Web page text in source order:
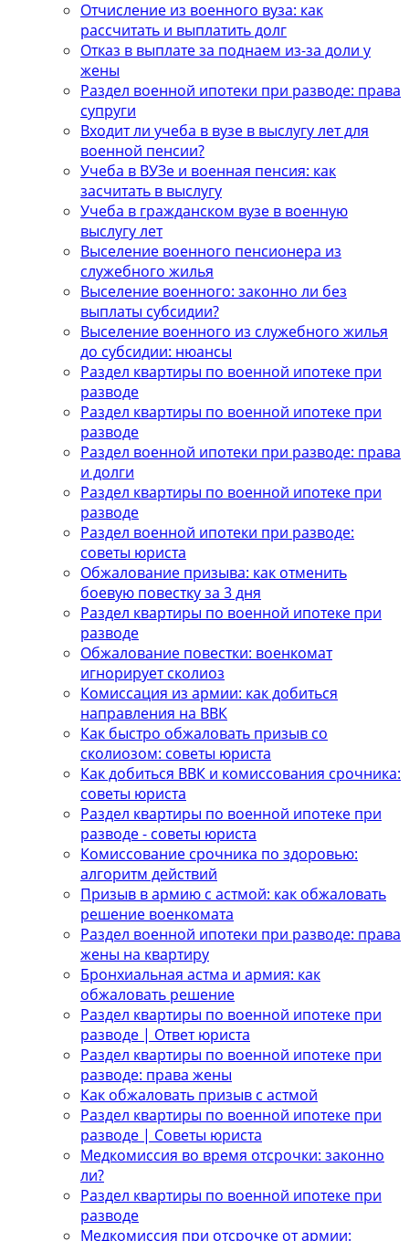
Отчисление из военного вуза: как
рассчитать и выплатить долг
Отказ в выплате за поднаем из-за доли у
жены
Раздел военной ипотеки при разводе: права
супруги
Входит ли учеба в вузе в выслугу лет для
военной пенсии?
Учеба в ВУЗе и военная пенсия: как
засчитать в выслугу
Учеба в гражданском вузе в военную
выслугу лет
Выселение военного пенсионера из
служебного жилья
Выселение военного: законно ли без
выплаты субсидии?
Выселение военного из служебного жилья
до субсидии: нюансы
Раздел квартиры по военной ипотеке при
разводе
Раздел квартиры по военной ипотеке при
разводе
Раздел военной ипотеки при разводе: права
и долги
Раздел квартиры по военной ипотеке при
разводе
Раздел военной ипотеки при разводе:
советы юриста
Обжалование призыва: как отменить
боевую повестку за 3 дня
Раздел квартиры по военной ипотеке при
разводе
Обжалование повестки: военкомат
игнорирует сколиоз
Комиссация из армии: как добиться
направления на ВВК
Как быстро обжаловать призыв со
сколиозом: советы юриста
Как добиться ВВК и комиссования срочника:
советы юриста
Раздел квартиры по военной ипотеке при
разводе - советы юриста
Комиссование срочника по здоровью:
алгоритм действий
Призыв в армию с астмой: как обжаловать
решение военкомата
Раздел военной ипотеки при разводе: права
жены на квартиру
Бронхиальная астма и армия: как
обжаловать решение
Раздел квартиры по военной ипотеке при
разводе | Ответ юриста
Раздел квартиры по военной ипотеке при
разводе: права жены
Как обжаловать призыв с астмой
Раздел квартиры по военной ипотеке при
разводе | Советы юриста
Медкомиссия во время отсрочки: законно
ли?
Раздел квартиры по военной ипотеке при
разводе
Медкомиссия при отсрочке от армии: